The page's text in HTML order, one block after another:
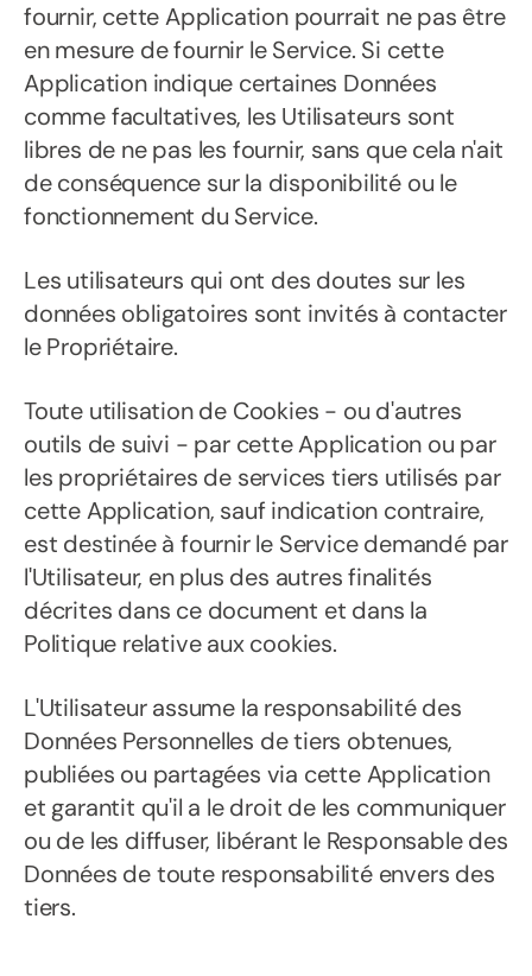
fournir, cette Application pourrait ne pas être
en mesure de fournir le Service. Si cette
Application indique certaines Données
comme facultatives, les Utilisateurs sont
libres de ne pas les fournir, sans que cela n'ait
de conséquence sur la disponibilité ou le
fonctionnement du Service.
Les utilisateurs qui ont des doutes sur les
données obligatoires sont invités à contacter
le Propriétaire.
Toute utilisation de Cookies - ou d'autres
outils de suivi - par cette Application ou par
les propriétaires de services tiers utilisés par
cette Application, sauf indication contraire,
est destinée à fournir le Service demandé par
l'Utilisateur, en plus des autres finalités
décrites dans ce document et dans la
Politique relative aux cookies.
L'Utilisateur assume la responsabilité des
Données Personnelles de tiers obtenues,
publiées ou partagées via cette Application
et garantit qu'il a le droit de les communiquer
ou de les diffuser, libérant le Responsable des
Données de toute responsabilité envers des
tiers.